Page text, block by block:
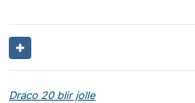
Draco 20 blir jolle